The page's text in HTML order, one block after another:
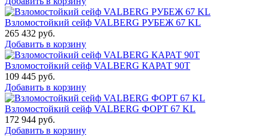
Взломостойкий сейф VALBERG РУБЕЖ 67 KL
265 432 руб.
Добавить в корзину
Взломостойкий сейф VALBERG КАРАТ 90T
109 445 руб.
Добавить в корзину
Взломостойкий сейф VALBERG ФОРТ 67 KL
172 944 руб.
Добавить в корзину